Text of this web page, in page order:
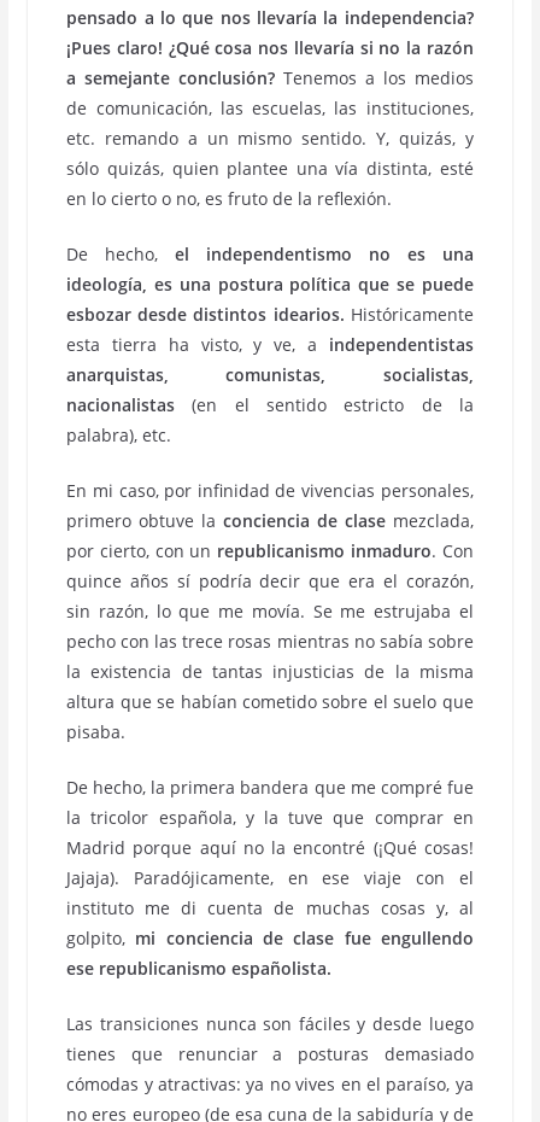
pensado a lo que nos llevaría la independencia?
¡Pues claro! ¿Qué cosa nos llevaría si no la razón
a semejante conclusión? Tenemos a los medios
de comunicación, las escuelas, las instituciones,
etc. remando a un mismo sentido. Y, quizás, y
sólo quizás, quien plantee una vía distinta, esté
en lo cierto o no, es fruto de la reflexión.
De hecho,el independentismo no es una
ideología, es una postura política que se puede
esbozar desde distintos idearios. Históricamente
esta tierra ha visto, y ve, a independentistas
anarquistas, comunistas, socialistas,
nacionalistas (en el sentido estricto de la
palabra), etc.
En mi caso, por infinidad de vivencias personales,
primero obtuve la conciencia de clasemezclada,
por cierto, con un republicanismo inmaduro. Con
quince años sí podría decir que era el corazón,
sin razón, lo que me movía. Se me estrujaba el
pecho con las trece rosas mientras no sabía sobre
la existencia de tantas injusticias de la misma
altura que se habían cometido sobre el suelo que
pisaba.
De hecho, la primera bandera que me compré fue
la tricolor española, y la tuve que comprar en
Madrid porque aquí no la encontré (¡Qué cosas!
Jajaja). Paradójicamente, en ese viaje con el
instituto me di cuenta de muchas cosas y, al
golpito, mi conciencia de clase fue engullendo
ese republicanismo españolista.
Las transiciones nunca son fáciles y desde luego
tienes que renunciar a posturas demasiado
cómodas y atractivas: ya no vives en el paraíso, ya
no eres europeo (de esa cuna de la sabiduría y de